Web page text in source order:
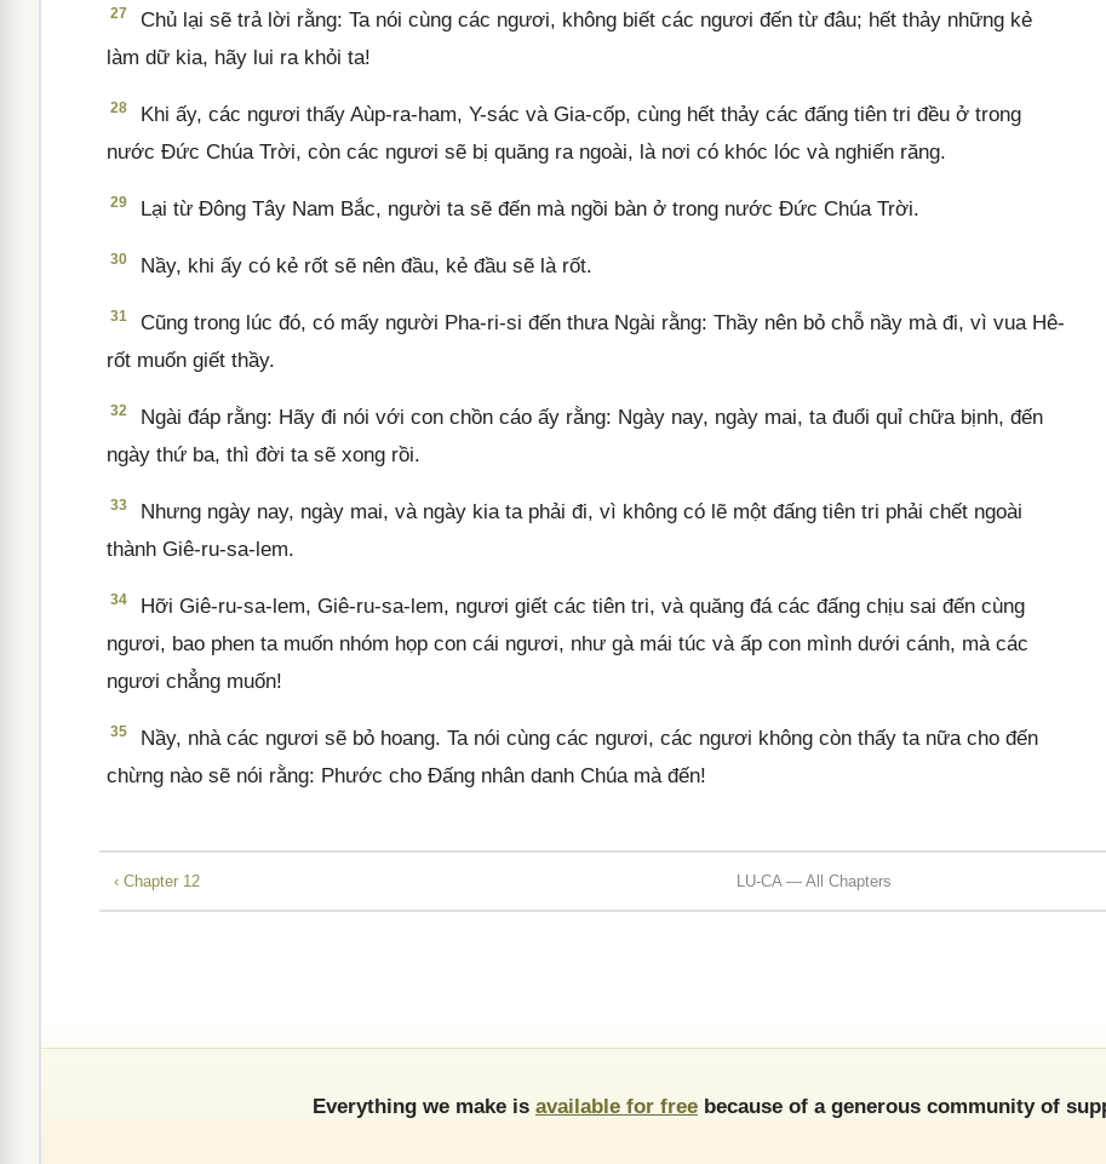
27
Chủ lại sẽ trả lời rằng: Ta nói cùng các ngươi, không biết các ngươi đến từ đâu; hết thảy những kẻ
làm dữ kia, hãy lui ra khỏi ta!
28
Khi ấy, các ngươi thấy Aùp-ra-ham, Y-sác và Gia-cốp, cùng hết thảy các đấng tiên tri đều ở trong
nước Đức Chúa Trời, còn các ngươi sẽ bị quăng ra ngoài, là nơi có khóc lóc và nghiến răng.
29 Lại từ Đông Tây Nam Bắc, người ta sẽ đến mà ngồi bàn ở trong nước Đức Chúa Trời.
30 Nầy, khi ấy có kẻ rốt sẽ nên đầu, kẻ đầu sẽ là rốt.
31
Cũng trong lúc đó, có mấy người Pha-ri-si đến thưa Ngài rằng: Thầy nên bỏ chỗ nầy mà đi, vì vua Hê-
rốt muốn giết thầy.
32
Ngài đáp rằng: Hãy đi nói với con chồn cáo ấy rằng: Ngày nay, ngày mai, ta đuổi quỉ chữa bịnh, đến
ngày thứ ba, thì đời ta sẽ xong rồi.
33
Nhưng ngày nay, ngày mai, và ngày kia ta phải đi, vì không có lẽ một đấng tiên tri phải chết ngoài
thành Giê-ru-sa-lem.
34
Hỡi Giê-ru-sa-lem, Giê-ru-sa-lem, ngươi giết các tiên tri, và quăng đá các đấng chịu sai đến cùng
ngươi, bao phen ta muốn nhóm họp con cái ngươi, như gà mái túc và ấp con mình dưới cánh, mà các
ngươi chẳng muốn!
35
Nầy, nhà các ngươi sẽ bỏ hoang. Ta nói cùng các ngươi, các ngươi không còn thấy ta nữa cho đến
chừng nào sẽ nói rằng: Phước cho Đấng nhân danh Chúa mà đến!
‹ Chapter 12 LU-CA — All Chapters
Everything we make is available for free because of a generous community of